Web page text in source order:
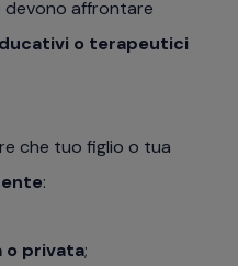
devono affrontare
o terapeutici
che tuo figlio o tua
:
o privata;